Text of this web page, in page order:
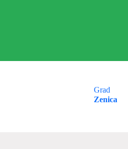
Grad
Zenica